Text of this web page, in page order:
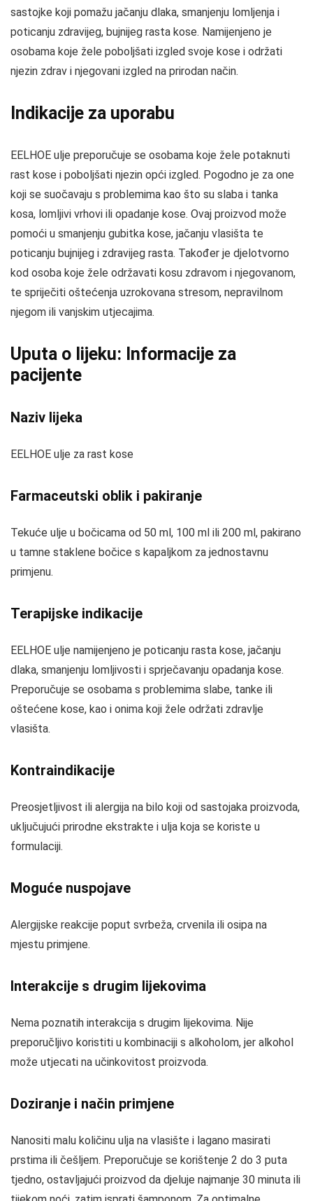
sastojke koji pomažu jačanju dlaka, smanjenju lomljenja i
poticanju zdravijeg, bujnijeg rasta kose. Namijenjeno je
osobama koje žele poboljšati izgled svoje kose i održati
njezin zdrav i njegovani izgled na prirodan način.
Indikacije za uporabu
EELHOE ulje preporučuje se osobama koje žele potaknuti
rast kose i poboljšati njezin opći izgled. Pogodno je za one
koji se suočavaju s problemima kao što su slaba i tanka
kosa, lomljivi vrhovi ili opadanje kose. Ovaj proizvod može
pomoći u smanjenju gubitka kose, jačanju vlasišta te
poticanju bujnijeg i zdravijeg rasta. Također je djelotvorno
kod osoba koje žele održavati kosu zdravom i njegovanom,
te spriječiti oštećenja uzrokovana stresom, nepravilnom
njegom ili vanjskim utjecajima.
Uputa o lijeku: Informacije za
pacijente
Naziv lijeka
EELHOE ulje za rast kose
Farmaceutski oblik i pakiranje
Tekuće ulje u bočicama od 50 ml, 100 ml ili 200 ml, pakirano
u tamne staklene bočice s kapaljkom za jednostavnu
primjenu.
Terapijske indikacije
EELHOE ulje namijenjeno je poticanju rasta kose, jačanju
dlaka, smanjenju lomljivosti i sprječavanju opadanja kose.
Preporučuje se osobama s problemima slabe, tanke ili
oštećene kose, kao i onima koji žele održati zdravlje
vlasišta.
Kontraindikacije
Preosjetljivost ili alergija na bilo koji od sastojaka proizvoda,
uključujući prirodne ekstrakte i ulja koja se koriste u
formulaciji.
Moguće nuspojave
Alergijske reakcije poput svrbeža, crvenila ili osipa na
mjestu primjene.
Interakcije s drugim lijekovima
Nema poznatih interakcija s drugim lijekovima. Nije
preporučljivo koristiti u kombinaciji s alkoholom, jer alkohol
može utjecati na učinkovitost proizvoda.
Doziranje i način primjene
Nanositi malu količinu ulja na vlasište i lagano masirati
prstima ili češljem. Preporučuje se korištenje 2 do 3 puta
tjedno, ostavljajući proizvod da djeluje najmanje 30 minuta ili